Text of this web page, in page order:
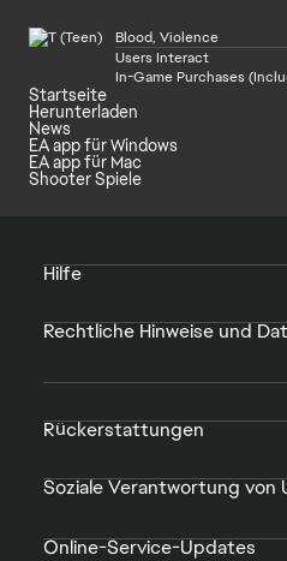
Blood, Violence
Users Interact
In-Game Purchases
Startseite
Herunterladen
News
EA app für Windows
EA app für Mac
Shooter Spiele
Hilfe
Rechtliche Hinweise und
Rückerstattungen
Soziale Verantwortung von
Online-Service-Updates